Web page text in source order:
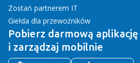
Zostań partnerem IT
Giełda dla przewoźników
Pobierz darmową aplikację
i zarządzaj mobilnie